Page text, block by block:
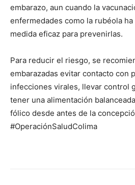
embarazo, aun cuando la
enfermedades como la rubéola
medida eficaz para prevenirlas.
Para reducir el riesgo, se
embarazadas evitar contacto con
infecciones virales, llevar control
tener una alimentación
fólico desde antes de la
#OperaciónSaludColima